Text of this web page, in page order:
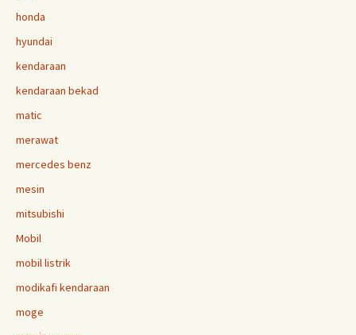
honda
hyundai
kendaraan
kendaraan bekad
matic
merawat
mercedes benz
mesin
mitsubishi
Mobil
mobil listrik
modikafi kendaraan
moge